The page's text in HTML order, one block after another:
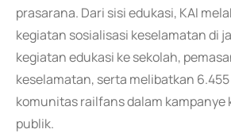
prasarana. Dari sisi edukasi, KAI
kegiatan sosialisasi keselamatan di
kegiatan edukasi ke sekolah,
keselamatan, serta melibatkan
komunitas railfans dalam kampanye
publik.